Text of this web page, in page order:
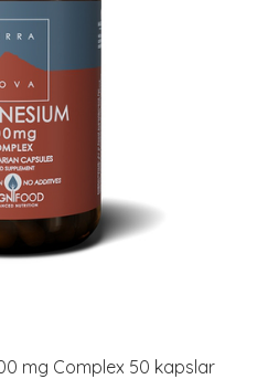
mg Complex 50 kapslar